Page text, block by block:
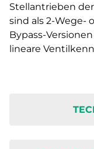
Stellantrieben
sind als 2-Wege-
Bypass-
lineare